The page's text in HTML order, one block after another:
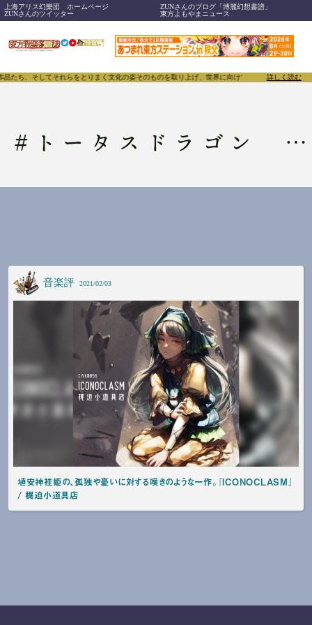
上海アリス幻樂団 ホームページ
ZUNさんのブログ「博麗幻想書譜」
ZUNさんのツイッター
東方よもやまニュース
、そしてそれらをとりまく文化の姿そのものを取り上げ、世界に向けて誇らしく発信する
詳しく読む
# トータスドラゴン ～ 幸運と不運
音楽評 2021/02/03
埴安神袿姫の、孤独や憂いに対する嘆きのような一作。『ICONOCLASM』
/ 梶迫小道具店